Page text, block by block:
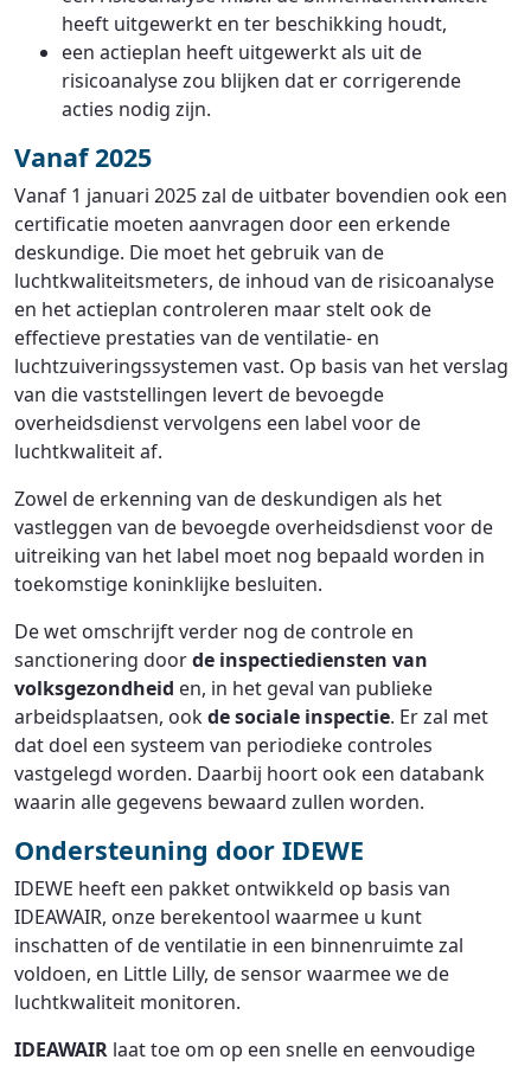
heeft uitgewerkt en ter beschikking houdt,
een actieplan heeft uitgewerkt als uit de
risicoanalyse zou blijken dat er corrigerende
acties nodig zijn.
Vanaf 2025
Vanaf 1 januari 2025 zal de uitbater bovendien ook een
certificatie moeten aanvragen door een erkende
deskundige. Die moet het gebruik van de
luchtkwaliteitsmeters, de inhoud van de risicoanalyse
en het actieplan controleren maar stelt ook de
effectieve prestaties van de ventilatie- en
luchtzuiveringssystemen vast. Op basis van het verslag
van die vaststellingen levert de bevoegde
overheidsdienst vervolgens een label voor de
luchtkwaliteit af.
Zowel de erkenning van de deskundigen als het
vastleggen van de bevoegde overheidsdienst voor de
uitreiking van het label moet nog bepaald worden in
toekomstige koninklijke besluiten.
De wet omschrijft verder nog de controle en
sanctionering doorde inspectiediensten van
volksgezondheid en, in het geval van publieke
arbeidsplaatsen, ookde sociale inspectie. Er zal met
dat doel een systeem van periodieke controles
vastgelegd worden. Daarbij hoort ook een databank
waarin alle gegevens bewaard zullen worden.
Ondersteuning door IDEWE
IDEWE heeft een pakket ontwikkeld op basis van
IDEAWAIR, onze berekentool waarmee u kunt
inschatten of de ventilatie in een binnenruimte zal
voldoen, en Little Lilly, de sensor waarmee we de
luchtkwaliteit monitoren.
IDEAWAIR laat toe om op een snelle en eenvoudige